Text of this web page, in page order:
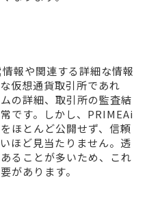
報や関連する詳細な情報
仮想通貨取引所であれ
の詳細、取引所の監査結
です。しかし、PRIMEAi
ほとんど公開せず、信頼
ほど見当たりません。透
ることが多いため、これ
があります。